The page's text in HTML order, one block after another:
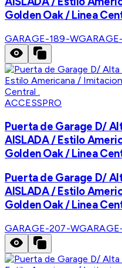
Golden Oak / Linea
GARAGE-189-W
ACCESSPRO
Puerta de Garage D/
AISLADA / Estilo
Golden Oak / Linea
Puerta de Garage D/
AISLADA / Estilo
Golden Oak / Linea
GARAGE-207-W